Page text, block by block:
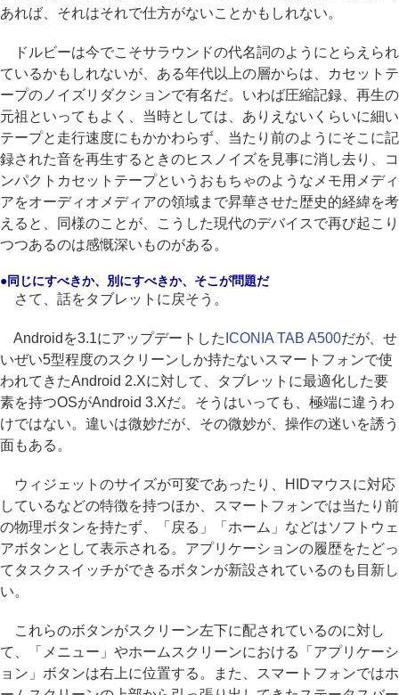
あれば、それはそれで仕方がないことかもしれない。
ドルビーは今でこそサラウンドの代名詞のようにとらえられ
ているかもしれないが、ある年代以上の層からは、カセットテ
ープのノイズリダクションで有名だ。いわば圧縮記録、再生の
元祖といってもよく、当時としては、ありえないくらいに細い
テープと走行速度にもかかわらず、当たり前のようにそこに記
録された音を再生するときのヒスノイズを見事に消し去り、コ
ンパクトカセットテープというおもちゃのようなメモ用メディ
アをオーディオメディアの領域まで昇華させた歴史的経緯を考
えると、同様のことが、こうした現代のデバイスで再び起こり
つつあるのは感慨深いものがある。
●同じにすべきか、別にすべきか、そこが問題だ
さて、話をタブレットに戻そう。
Androidを3.1にアップデートした ICONIA TAB A500だが、せ
いぜい5型程度のスクリーンしか持たないスマートフォンで使
われてきたAndroid 2.Xに対して、タブレットに最適化した要
素を持つOSがAndroid 3.Xだ。そうはいっても、極端に違うわ
けではない。違いは微妙だが、その微妙が、操作の迷いを誘う
面もある。
ウィジェットのサイズが可変であったり、HIDマウスに対応
しているなどの特徴を持つほか、スマートフォンでは当たり前
の物理ボタンを持たず、「戻る」「ホーム」などはソフトウェ
アボタンとして表示される。アプリケーションの履歴をたどっ
てタスクスイッチができるボタンが新設されているのも目新し
い。
これらのボタンがスクリーン左下に配されているのに対し
て、「メニュー」やホームスクリーンにおける「アプリケーシ
ョン」ボタンは右上に位置する。また、スマートフォンではホ